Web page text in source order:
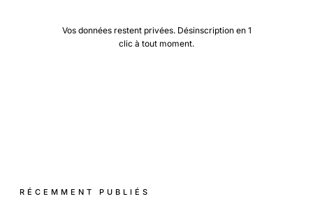
Vos données restent privées. Désinscription en 1
clic à tout moment.
RÉCEMMENT PUBLIÉS